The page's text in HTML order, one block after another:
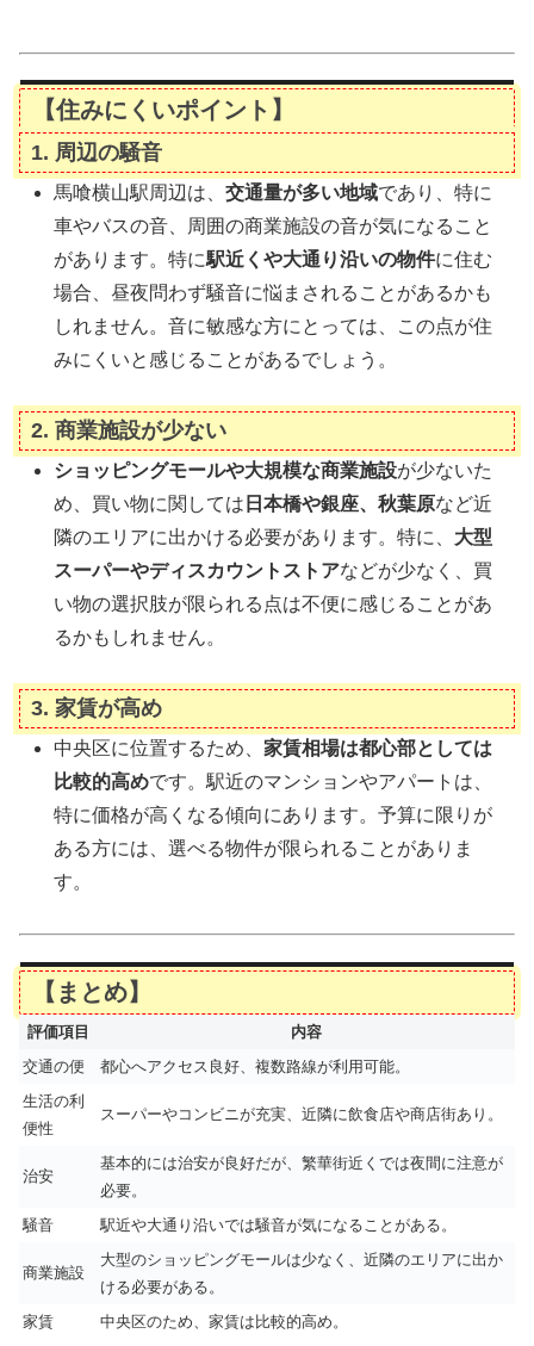
【住みにくいポイント】
1. 周辺の騒音
馬喰横山駅周辺は、交通量が多い地域であり、特に
車やバスの音、周囲の商業施設の音が気になること
があります。特に駅近くや大通り沿いの物件に住む
場合、昼夜問わず騒音に悩まされることがあるかも
しれません。音に敏感な方にとっては、この点が住
みにくいと感じることがあるでしょう。
2. 商業施設が少ない
ショッピングモールや大規模な商業施設が少ないた
め、買い物に関しては 日本橋や銀座、秋葉原など近
隣のエリアに出かける必要があります。特に、 大型
スーパーやディスカウントストアなどが少なく、買
い物の選択肢が限られる点は不便に感じることがあ
るかもしれません。
3. 家賃が高め
中央区に位置するため、家賃相場は都心部としては
比較的高めです。駅近のマンションやアパートは、
特に価格が高くなる傾向にあります。予算に限りが
ある方には、選べる物件が限られることがありま
す。
【まとめ】
評価項目
内容
交通の便
都心へアクセス良好、複数路線が利用可能。
生活の利
便性
スーパーやコンビニが充実、近隣に飲食店や商店街あり。
治安
基本的には治安が良好だが、繁華街近くでは夜間に注意が
必要。
騒音
駅近や大通り沿いでは騒音が気になることがある。
商業施設
大型のショッピングモールは少なく、近隣のエリアに出か
ける必要がある。
家賃
中央区のため、家賃は比較的高め。